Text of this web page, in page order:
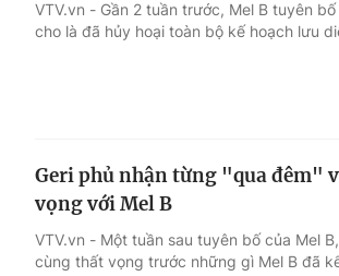
VTV.vn - Gần 2 tuần trước, Mel B tuyên
cho là đã hủy hoại toàn bộ kế hoạch lưu
Geri phủ nhận từng "qua đêm"
vọng với Mel B
VTV.vn - Một tuần sau tuyên bố của Mel
cùng thất vọng trước những gì Mel B đã